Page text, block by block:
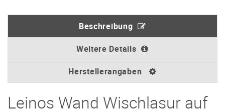
Beschreibung
Weitere Details
Herstellerangaben
Leinos Wand Wischlasur auf